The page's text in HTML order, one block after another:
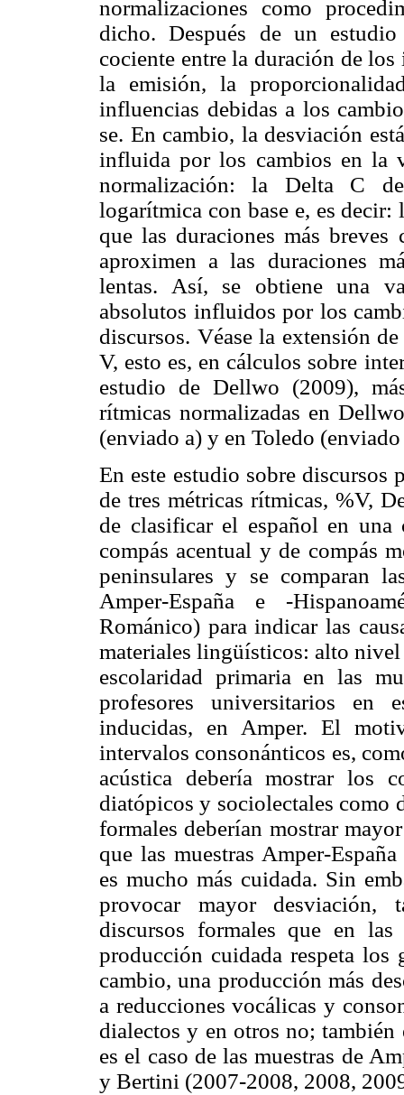
normalizaciones como
dicho. Después de un
cociente entre la duración de
la emisión, la
influencias debidas a los
se. En cambio, la desviación
influida por los cambios en la
normalización: la Delta C
logarítmica con base e, es
que las duraciones más breves
aproximen a las duraciones
lentas. Así, se obtiene una
absolutos influidos por los
discursos. Véase la extensión
V, esto es, en cálculos sobre
estudio de Dellwo (2009),
rítmicas normalizadas en
(enviado a) y en Toledo
En este estudio sobre discursos
de tres métricas rítmicas, %V,
de clasificar el español en una
compás acentual y de compás
peninsulares y se comparan
Amper-España e -
Románico) para indicar las
materiales lingüísticos: alto
escolaridad primaria en las
profesores universitarios en
inducidas, en Amper. El
intervalos consonánticos es,
acústica debería mostrar los
diatópicos y sociolectales como
formales deberían mostrar
que las muestras Amper-
es mucho más cuidada. Sin
provocar mayor desviación,
discursos formales que en
producción cuidada respeta los
cambio, una producción más
a reducciones vocálicas y
dialectos y en otros no;
es el caso de las muestras de
y Bertini (2007-2008, 2008,